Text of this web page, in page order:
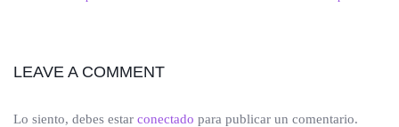
LEAVE A COMMENT
Lo siento, debes estar conectado para publicar un comentario.